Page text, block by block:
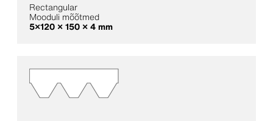
Rectangular
Mooduli mõõtmed
5×120 × 150 × 4 mm